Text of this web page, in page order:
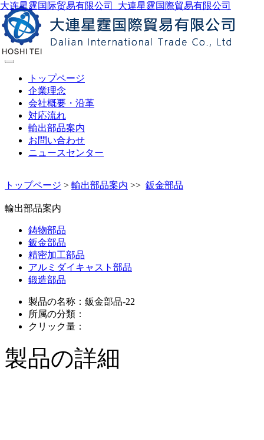
大连星霆国际贸易有限公司_大連星霆国際貿易有限公司
製品検索
トップページ
企業理念
会社概要・沿革
対応流れ
輸出部品案内
お問い合わせ
ニュースセンター
トップページ > 輸出部品案内 >> 鈑金部品
輸出部品案内
鋳物部品
鈑金部品
精密加工部品
アルミダイキャスト部品
鍛造部品
製品の名称： 鈑金部品-22
所属の分類：
クリック量：
製品の詳細